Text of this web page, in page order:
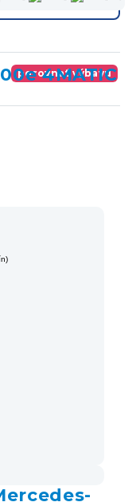
porovnať výbavu
4MATIC